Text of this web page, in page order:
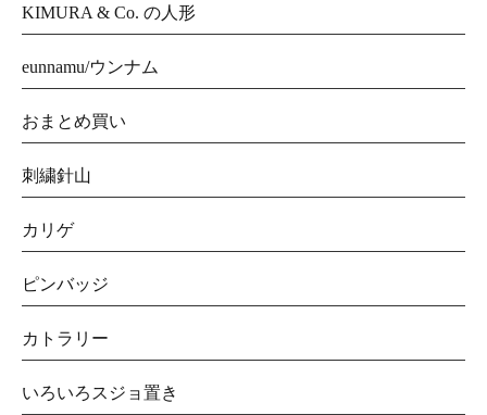
KIMURA & Co. の人形
eunnamu/ウンナム
おまとめ買い
刺繍針山
カリゲ
ピンバッジ
カトラリー
いろいろスジョ置き